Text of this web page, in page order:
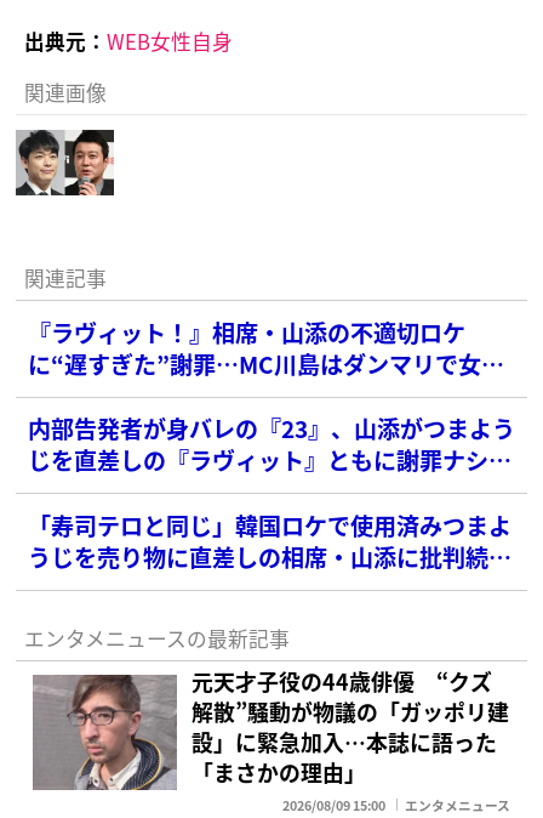
出典元： WEB女性自身
関連画像
関連記事
『ラヴィット！』相席・山添の不適切ロケ
に“遅すぎた”謝罪…MC川島はダンマリで女子
アナが矢面の悪手連発で批判噴出
内部告発者が身バレの『23』、山添がつまよう
じを直差しの『ラヴィット』ともに謝罪ナシ…
TBSの“ガン無視”に批判続出
「寿司テロと同じ」韓国ロケで使用済みつまよ
うじを売り物に直差しの相席・山添に批判続
出…『ラヴィット』“出禁”求める声も
エンタメニュースの最新記事
元天才子役の44歳俳優 “クズ
解散”騒動が物議の「ガッポリ建
設」に緊急加入…本誌に語った
「まさかの理由」
2026/08/09 15:00 エンタメニュース